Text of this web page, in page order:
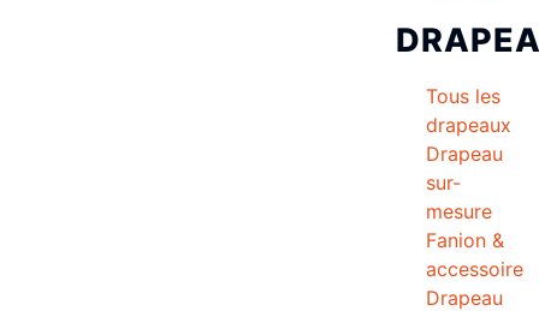
Tous les
drapeaux
Drapeau
sur-
mesure
Fanion &
accessoire
Drapeau